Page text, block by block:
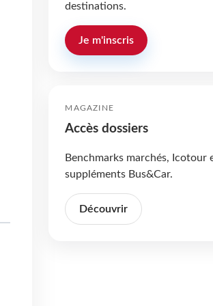
destinations.
Je m'inscris
MAGAZINE
Accès dossiers
Benchmarks marchés, Icotour
suppléments Bus&Car.
Découvrir